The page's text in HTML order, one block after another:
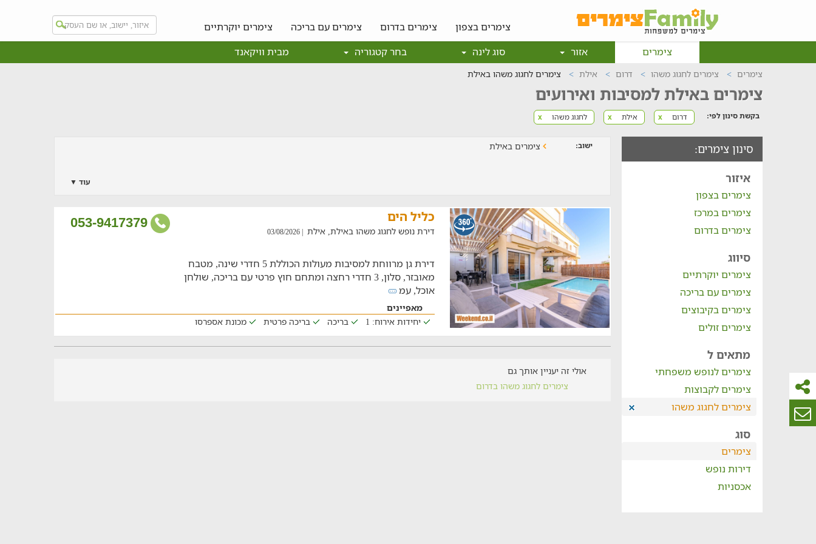
צימרים בצפון צימרים בדרום צימרים עם בריכה
צימרים יוקרתיים
צימרים
אזור סוג לינה בחר קטגוריה מבית וויקאנד
צימרים צימרים לחגוג משהו דרום אילת צימרים לחגוג משהו באילת
צימרים באילת למסיבות ואירועים
בקשת סינון לפי: x דרום x אילת x לחגוג משהו
סינון צימרים:
איזור
צימרים בצפון
צימרים במרכז
צימרים בדרום
סיווג
צימרים יוקרתיים
צימרים עם בריכה
צימרים בקיבוצים
צימרים זולים
מתאים ל
צימרים לנופש משפחתי
צימרים לקבוצות
צימרים לחגוג משהו
סוג
צימרים
דירות נופש
אכסניות
ישוב: צימרים באילת
עוד ▼
053-9417379 כליל הים
דירת נופש לחגוג משהו באילת, אילת | 03/08/2026
דירת גן מרווחת למסיבות מעולות הכוללת 5 חדרי שינה, מטבח
מאובזר, סלון, 3 חדרי רחצה ומתחם חוץ פרטי עם בריכה, שולחן
אוכל, עמ
מאפיינים
יחידות אירוח: 1
בריכה בריכה פרטית מכונת אספרסו
אולי זה יעניין אותך גם
צימרים לחגוג משהו בדרום